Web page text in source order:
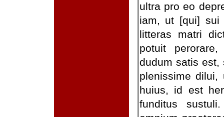
ultra pro eo
iam, ut [qui] sui
litteras matri
potuit
dudum satis est,
plenissime dilui,
huius, id est
funditus